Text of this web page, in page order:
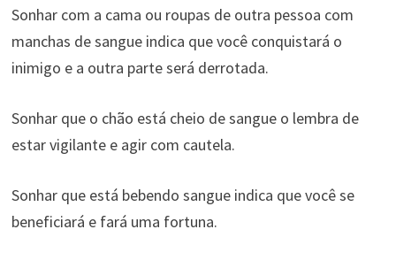
Sonhar com a cama ou roupas de outra pessoa com
manchas de sangue indica que você conquistará o
inimigo e a outra parte será derrotada.
Sonhar que o chão está cheio de sangue o lembra de
estar vigilante e agir com cautela.
Sonhar que está bebendo sangue indica que você se
beneficiará e fará uma fortuna.